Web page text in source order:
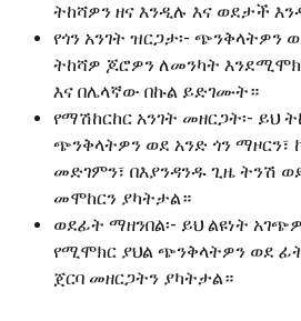
ትከሻዎን ዘና እንዲሉ እና ወደታች
የጎን አንገት ዝርጋታ፡- ጭንቅላትዎን
ትከሻዎ ጆሮዎን ለመንካት
እና በሌላኛው በኩል ይድገሙት።
የማሽከርከር አንገት መዘርጋት፡- ይህ
ጭንቅላትዎን ወደ አንድ ጎን ማዞርን፣
መድገምን፣ በእያንዳንዱ ጊዜ ትንሽ
መሞከርን ያካትታል።
ወደፊት ማዘንበል፡- ይህ ልዩነት
የሚሞክር ያህል ጭንቅላትዎን ወደ ፊት
ጀርባ መዘርጋትን ያካትታል።